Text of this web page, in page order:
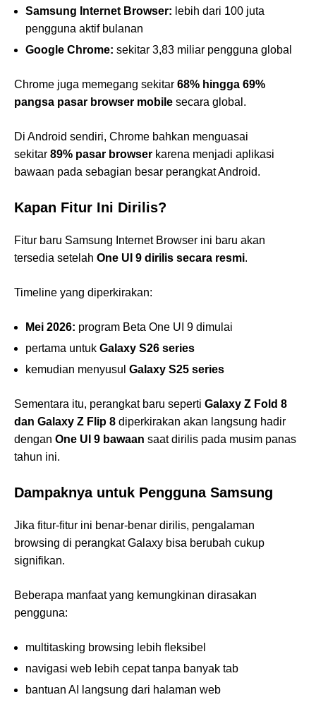
Samsung Internet Browser: lebih dari 100 juta
pengguna aktif bulanan
Google Chrome: sekitar 3,83 miliar pengguna global
Chrome juga memegang sekitar 68% hingga 69%
pangsa pasar browser mobile secara global.
Di Android sendiri, Chrome bahkan menguasai
sekitar 89% pasar browser karena menjadi aplikasi
bawaan pada sebagian besar perangkat Android.
Kapan Fitur Ini Dirilis?
Fitur baru Samsung Internet Browser ini baru akan
tersedia setelah One UI 9 dirilis secara resmi.
Timeline yang diperkirakan:
Mei 2026: program Beta One UI 9 dimulai
pertama untuk Galaxy S26 series
kemudian menyusul Galaxy S25 series
Sementara itu, perangkat baru seperti Galaxy Z Fold 8
dan Galaxy Z Flip 8 diperkirakan akan langsung hadir
dengan One UI 9 bawaan saat dirilis pada musim panas
tahun ini.
Dampaknya untuk Pengguna Samsung
Jika fitur-fitur ini benar-benar dirilis, pengalaman
browsing di perangkat Galaxy bisa berubah cukup
signifikan.
Beberapa manfaat yang kemungkinan dirasakan
pengguna:
multitasking browsing lebih fleksibel
navigasi web lebih cepat tanpa banyak tab
bantuan AI langsung dari halaman web